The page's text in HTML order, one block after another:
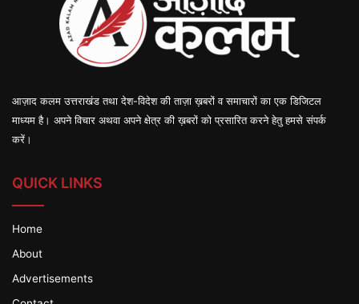
आज़ाद कलम उत्तराखंड तथा देश-विदेश की ताज़ा ख़बरों व समाचारों का एक डिजिटल
माध्यम है। अपने विचार अथवा अपने क्षेत्र की ख़बरों को प्रसारित करने हेतु हमसे संपर्क
करें।
QUICK LINKS
Home
About
Advertisements